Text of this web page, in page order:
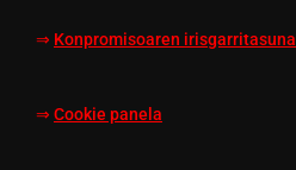
⇒ Konpromisoaren irisgarritasuna
⇒ Cookie panela